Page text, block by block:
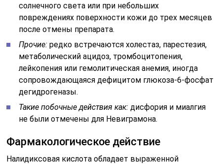
солнечного света или при небольших
повреждениях поверхности кожи до трех месяцев
после отмены препарата.
Прочие: редко встречаются холестаз, парестезия,
метаболический ацидоз, тромбоцитопения,
лейкопения или гемолитическая анемия, иногда
сопровождающаяся дефицитом глюкоза-6-фосфат
дегидрогеназы.
Такие побочные действия как: дисфория и миалгия
не были отмечены для Невиграмона.
Фармакологическое действие
Налидиксовая кислота обладает выраженной